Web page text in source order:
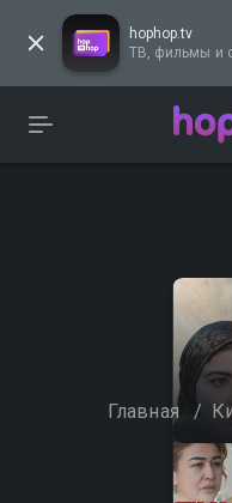
hophop.tv
ТВ, фильмы и
Главная /